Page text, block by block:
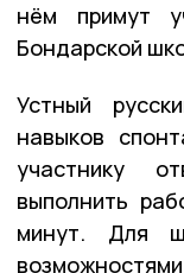
нём примут
Бондарской
Устный
навыков
участнику
выполнить
минут. Для